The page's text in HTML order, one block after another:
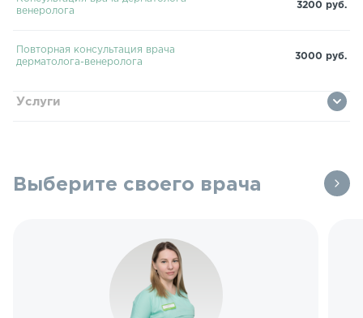
венеролога
3200 руб.
Повторная консультация врача
дерматолога-венеролога
3000 руб.
Услуги
Выберите своего врача